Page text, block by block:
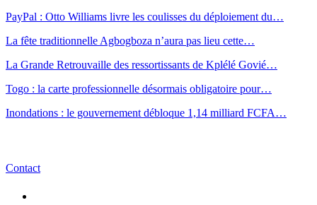
PayPal : Otto Williams livre les coulisses du déploiement du…
La fête traditionnelle Agbogboza n’aura pas lieu cette…
La Grande Retrouvaille des ressortissants de Kplélé Govié…
Togo : la carte professionnelle désormais obligatoire pour…
Inondations : le gouvernement débloque 1,14 milliard FCFA…
Contact